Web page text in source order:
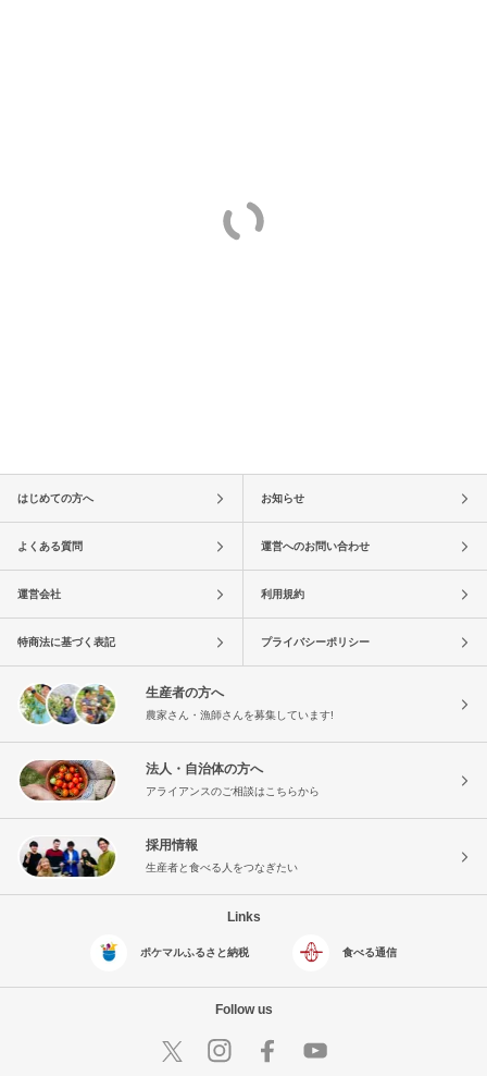
はじめての方へ お知らせ
よくある質問 運営へのお問い合わせ
運営会社 利用規約
特商法に基づく表記 プライバシーポリシー
生産者の方へ
農家さん・漁師さんを募集しています!
法人・自治体の方へ
アライアンスのご相談はこちらから
採用情報
生産者と食べる人をつなぎたい
Links
ポケマルふるさと納税 食べる通信
Follow us